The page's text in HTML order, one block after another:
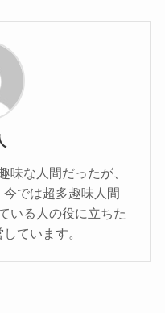
味な人間だったが、
では超多趣味人間
いる人の役に立ちた
ています。